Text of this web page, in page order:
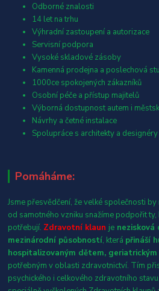
Odborné znalosti
14 let na trhu
Výhradní zastoupení a autorizace
Servisní podpora
Vysoké skladové zásoby
Kamenná prodejna a poslechová
1000ce spokojených zákazníků
Osobní péče a přístup majitelů
Výborná dostupnost autem i
Návrhy a četné instalace
Spolupráce s architekty a designéry
Pomáháme:
Jsme přesvědčení, že velké společnosti
od samotného vzniku snažíme podpořit
potřebují. Zdravotní klaun je nezisková
mezinárodní působností, která přináší
hospitalizovaným dětem,
potřebným v oblasti zdravotnictví. Tím
psychického i celkového zdravotního